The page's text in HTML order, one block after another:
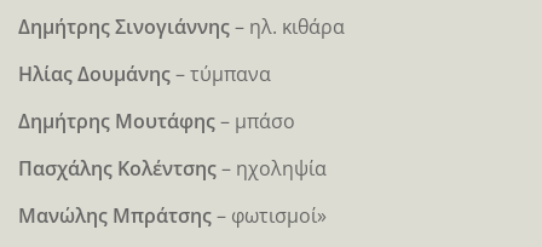
Δημήτρης Σινογιάννης– ηλ. κιθάρα
Ηλίας Δουμάνης– τύμπανα
Δημήτρης Μουτάφης– μπάσο
Πασχάλης Κολέντσης– ηχοληψία
Μανώλης Μπράτσης– φωτισμοί»